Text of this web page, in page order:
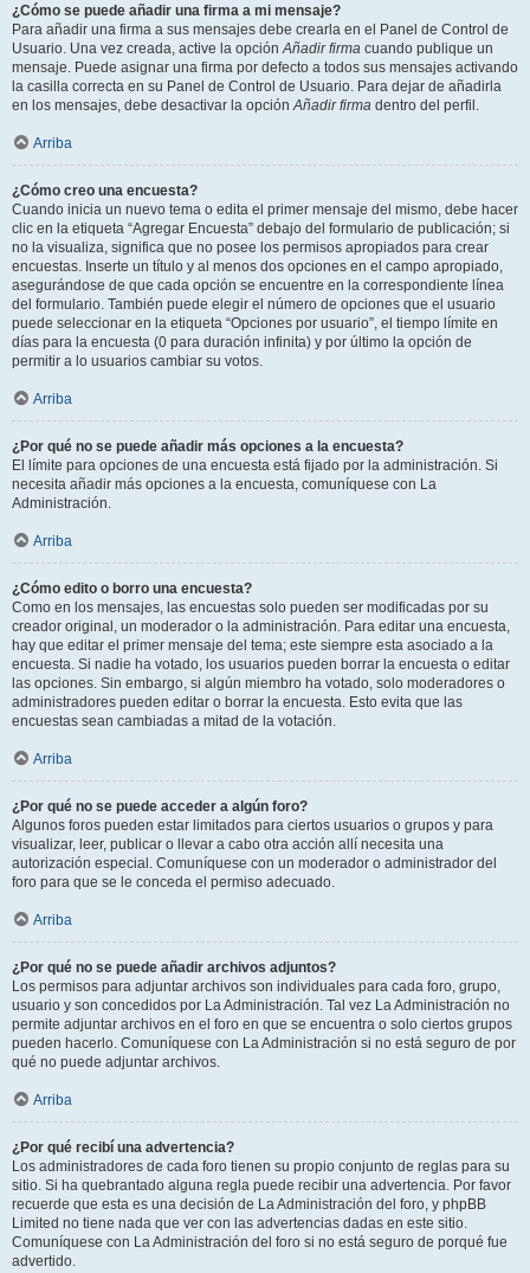
¿Cómo se puede añadir una firma a mi mensaje?
Para añadir una firma a sus mensajes debe crearla en el Panel de Control de
Usuario. Una vez creada, active la opciónAñadir firma cuando publique un
mensaje. Puede asignar una firma por defecto a todos sus mensajes activando
la casilla correcta en su Panel de Control de Usuario. Para dejar de añadirla
en los mensajes, debe desactivar la opciónAñadir firma dentro del perfil.
Arriba
¿Cómo creo una encuesta?
Cuando inicia un nuevo tema o edita el primer mensaje del mismo, debe hacer
clic en la etiqueta “Agregar Encuesta” debajo del formulario de publicación; si
no la visualiza, significa que no posee los permisos apropiados para crear
encuestas. Inserte un título y al menos dos opciones en el campo apropiado,
asegurándose de que cada opción se encuentre en la correspondiente línea
del formulario. También puede elegir el número de opciones que el usuario
puede seleccionar en la etiqueta “Opciones por usuario”, el tiempo límite en
días para la encuesta (0 para duración infinita) y por último la opción de
permitir a lo usuarios cambiar su votos.
Arriba
¿Por qué no se puede añadir más opciones a la encuesta?
El límite para opciones de una encuesta está fijado por la administración. Si
necesita añadir más opciones a la encuesta, comuníquese con La
Administración.
Arriba
¿Cómo edito o borro una encuesta?
Como en los mensajes, las encuestas solo pueden ser modificadas por su
creador original, un moderador o la administración. Para editar una encuesta,
hay que editar el primer mensaje del tema; este siempre esta asociado a la
encuesta. Si nadie ha votado, los usuarios pueden borrar la encuesta o editar
las opciones. Sin embargo, si algún miembro ha votado, solo moderadores o
administradores pueden editar o borrar la encuesta. Esto evita que las
encuestas sean cambiadas a mitad de la votación.
Arriba
¿Por qué no se puede acceder a algún foro?
Algunos foros pueden estar limitados para ciertos usuarios o grupos y para
visualizar, leer, publicar o llevar a cabo otra acción allí necesita una
autorización especial. Comuníquese con un moderador o administrador del
foro para que se le conceda el permiso adecuado.
Arriba
¿Por qué no se puede añadir archivos adjuntos?
Los permisos para adjuntar archivos son individuales para cada foro, grupo,
usuario y son concedidos por La Administración. Tal vez La Administración no
permite adjuntar archivos en el foro en que se encuentra o solo ciertos grupos
pueden hacerlo. Comuníquese con La Administración si no está seguro de por
qué no puede adjuntar archivos.
Arriba
¿Por qué recibí una advertencia?
Los administradores de cada foro tienen su propio conjunto de reglas para su
sitio. Si ha quebrantado alguna regla puede recibir una advertencia. Por favor
recuerde que esta es una decisión de La Administración del foro, y phpBB
Limited no tiene nada que ver con las advertencias dadas en este sitio.
Comuníquese con La Administración del foro si no está seguro de porqué fue
advertido.